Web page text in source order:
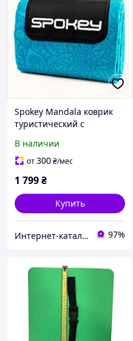
Spokey Mandala коврик
туристический с
В наличии
от300₴/мес
1 799₴
Купить
Интернет-катал​ог ск​​​​ид​​ок "OBNOVKA" 97%